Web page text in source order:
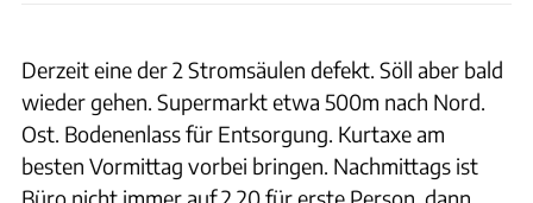
Derzeit eine der 2 Stromsäulen defekt. Söll aber bald
wieder gehen. Supermarkt etwa 500m nach Nord.
Ost. Bodenenlass für Entsorgung. Kurtaxe am
besten Vormittag vorbei bringen. Nachmittags ist
Büro nicht immer auf 2,20 für erste Person, dann